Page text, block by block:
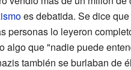
es debatida. Se dice
personas lo leyeron
algo que "nadie puede
también se burlaban de